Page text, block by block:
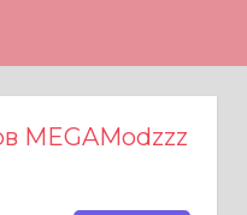
MEGAModzzz